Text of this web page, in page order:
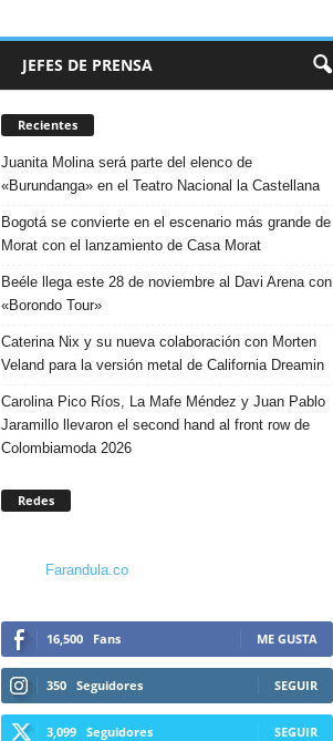
JEFES DE PRENSA
Recientes
Juanita Molina será parte del elenco de
«Burundanga» en el Teatro Nacional la Castellana
Bogotá se convierte en el escenario más grande de
Morat con el lanzamiento de Casa Morat
Beéle llega este 28 de noviembre al Davi Arena con
«Borondo Tour»
Caterina Nix y su nueva colaboración con Morten
Veland para la versión metal de California Dreamin
Carolina Pico Ríos, La Mafe Méndez y Juan Pablo
Jaramillo llevaron el second hand al front row de
Colombiamoda 2026
Redes
Farandula.co
16,500 Fans ME GUSTA
350 Seguidores SEGUIR
3,099 Seguidores SEGUIR